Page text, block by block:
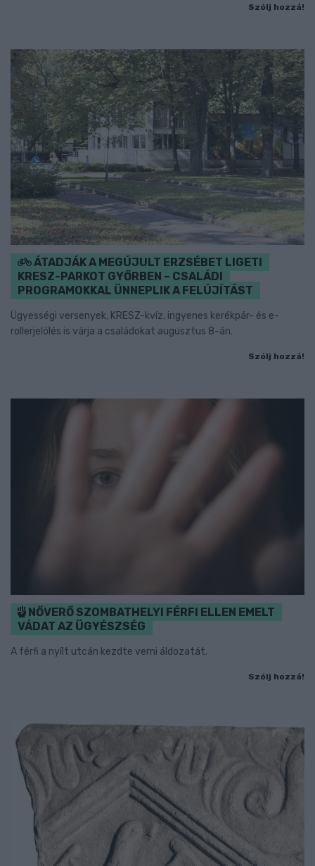
Szólj hozzá!
ÁTADJÁK A MEGÚJULT ERZSÉBET LIGETI
KRESZ-PARKOT GYŐRBEN – CSALÁDI
PROGRAMOKKAL ÜNNEPLIK A FELÚJÍTÁST
Ügyességi versenyek, KRESZ-kvíz, ingyenes kerékpár- és e-
rollerjelölés is várja a családokat augusztus 8-án.
Szólj hozzá!
NŐVERŐ SZOMBATHELYI FÉRFI ELLEN EMELT
VÁDAT AZ ÜGYÉSZSÉG
A férfi a nyílt utcán kezdte verni áldozatát.
Szólj hozzá!